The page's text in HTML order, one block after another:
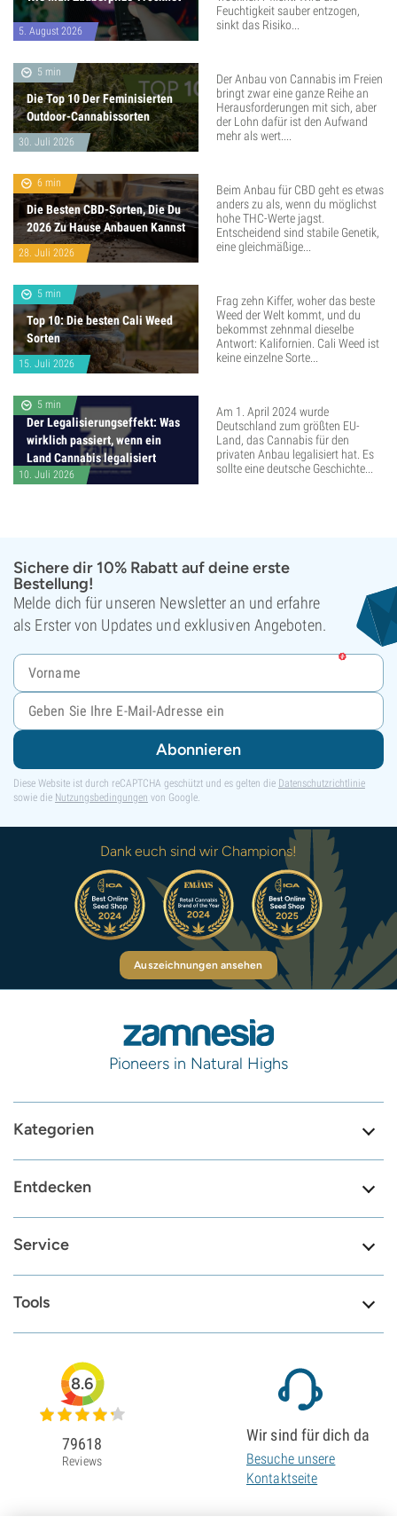
5. August 2026
Feuchtigkeit sauber entzogen,
sinkt das Risiko...
5 min
Die Top 10 Der Feminisierten
Outdoor-Cannabissorten
30. Juli 2026
Der Anbau von Cannabis im Freien
bringt zwar eine ganze Reihe an
Herausforderungen mit sich, aber
der Lohn dafür ist den Aufwand
mehr als wert....
6 min
Die Besten CBD-Sorten, Die Du
2026 Zu Hause Anbauen Kannst
28. Juli 2026
Beim Anbau für CBD geht es etwas
anders zu als, wenn du möglichst
hohe THC-Werte jagst.
Entscheidend sind stabile Genetik,
eine gleichmäßige...
5 min
Top 10: Die besten Cali Weed
Sorten
15. Juli 2026
Frag zehn Kiffer, woher das beste
Weed der Welt kommt, und du
bekommst zehnmal dieselbe
Antwort: Kalifornien. Cali Weed ist
keine einzelne Sorte...
5 min
Der Legalisierungseffekt: Was
wirklich passiert, wenn ein
Land Cannabis legalisiert
10. Juli 2026
Am 1. April 2024 wurde
Deutschland zum größten EU-
Land, das Cannabis für den
privaten Anbau legalisiert hat. Es
sollte eine deutsche Geschichte...
Sichere dir 10% Rabatt auf deine erste
Bestellung!
Melde dich für unseren Newsletter an und erfahre
als Erster von Updates und exklusiven Angeboten.
Abonnieren
Diese Website ist durch reCAPTCHA geschützt und es gelten die Datenschutzrichtlinie
sowie die Nutzungsbedingungen von Google.
Dank euch sind wir Champions!
Auszeichnungen ansehen
Pioneers in Natural Highs
Kategorien
Entdecken
Service
Tools
8.6
79618
Reviews
Wir sind für dich da
Besuche unsere
Kontaktseite